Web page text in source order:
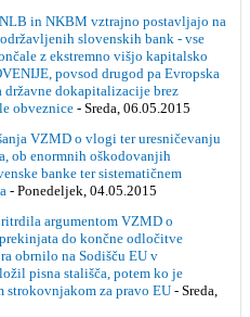
in NKBM vztrajno postavljajo na
slovenskih bank - vse
z ekstremno višjo kapitalsko
povsod drugod pa Evropska
dokapitalizacije brez
obveznice - Sreda, 06.05.2015
VZMD o vlogi ter uresničevanju
ob enormnih oškodovanjih
banke ter sistematičnem
- Ponedeljek, 04.05.2015
argumentom VZMD o
do končne odločitve
obrnilo na Sodišču EU v
pisna stališča, potem ko je
strokovnjakom za pravo EU - Sreda,